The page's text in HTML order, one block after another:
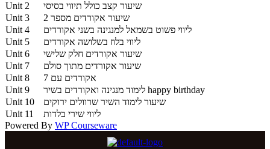
Unit 2
שיעור קצב כולל תיווי בסיסי
Unit 3
שיעור אקורדים מספר 2
Unit 4
ליווי פשוט בשמאל למנגינה בשני אקורדים
Unit 5
ליווי בלוז בשלושה אקורדים
Unit 6
שיעור אקורדים חלק שלישי
Unit 7
שיעור אקורדים מתוך סולם
Unit 8
אקורדים עם 7
Unit 9
לימוד מנגינה ואקורדים בשיר happy birthday
Unit 10
שיעור לימוד השיר שרוולים ירוקים
Unit 11
ליווי שירי בלדות
Powered By WP Courseware